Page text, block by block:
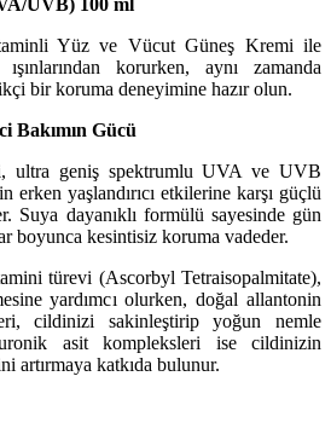
Yüz ve Vücut Güneş Kremi ile
korurken, aynı zamanda
bir koruma deneyimine hazır olun.
Bakımın Gücü
ultra geniş spektrumlu UVA ve UVB
yaşlandırıcı etkilerine karşı güçlü
Suya dayanıklı formülü sayesinde gün
boyunca kesintisiz koruma vadeder.
türevi (Ascorbyl Tetraisopalmitate),
yardımcı olurken, doğal allantonin
cildinizi sakinleştirip yoğun nemle
asit kompleksleri ise cildinizin
artırmaya katkıda bulunur.